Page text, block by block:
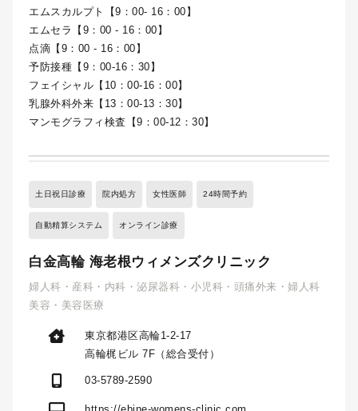
エムスカルプト【9：00- 16：00】
エムセラ【9：00 - 16：00】
点滴【9：00 - 16：00】
予防接種【9：00-16：30】
フェイシャル【10：00-16：00】
乳腺外科外来【13：00-13：30】
マンモグラフィ検査【9：00-12：30】
土日祝日診療 院内処方 女性医師 24時間予約
自動精算システム オンライン診療
白金高輪 海老根ウィメンズクリニック
婦人科・産科・内科・泌尿器科・小児科・頭痛外来・婦人科
美容・美容医療
東京都港区高輪1-2-17
高輪梶ビル 7F（総合受付）
03-5789-2590